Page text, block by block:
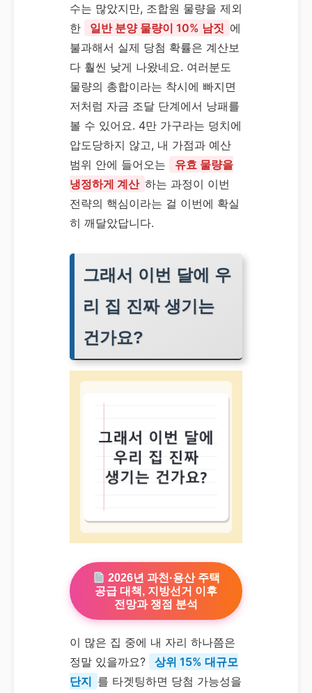
수는 많았지만, 조합원 물량을 제외
한
일반 분양 물량이 10% 남짓 에
불과해서 실제 당첨 확률은 계산보
다 훨씬 낮게 나왔네요. 여러분도
물량의 총합이라는 착시에 빠지면
저처럼 자금 조달 단계에서 낭패를
볼 수 있어요. 4만 가구라는 덩치에
압도당하지 않고, 내 가점과 예산
범위 안에 들어오는
유효 물량을
냉정하게 계산 하는 과정이 이번
전략의 핵심이라는 걸 이번에 확실
히 깨달았답니다.
그래서 이번 달에 우
리 집 진짜 생기는
건가요?
2026년 과천·용산 주택
공급 대책, 지방선거 이후
전망과 쟁점 분석
이 많은 집 중에 내 자리 하나쯤은
정말 있을까요?
상위 15% 대규모
단지 를 타겟팅하면 당첨 가능성을